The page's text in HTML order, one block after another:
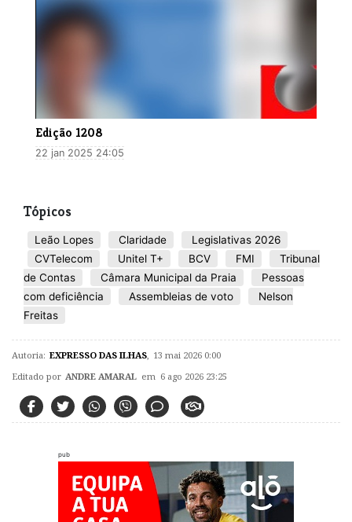
Edição 1208
22 jan 2025 24:05
Tópicos
Leão Lopes Claridade
Legislativas 2026
CVTelecom
Unitel T+ BCV FMI
Tribunal
de Contas
Câmara Municipal da Praia
Pessoas
com deficiência
Assembleias de voto
Nelson
Freitas
Autoria: EXPRESSO DAS ILHAS 13 mai 2026 0:00
Editado por ANDRE AMARAL em 6 ago 2026 23:25
pub